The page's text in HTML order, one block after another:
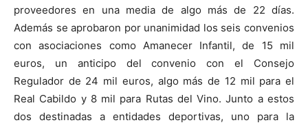
proveedores en una media de algo más de 22 días.
Además se aprobaron por unanimidad los seis convenios
con asociaciones como Amanecer Infantil, de 15 mil
euros, un anticipo del convenio con el Consejo
Regulador de 24 mil euros, algo más de 12 mil para el
Real Cabildo y 8 mil para Rutas del Vino. Junto a estos
dos destinadas a entidades deportivas, uno para la